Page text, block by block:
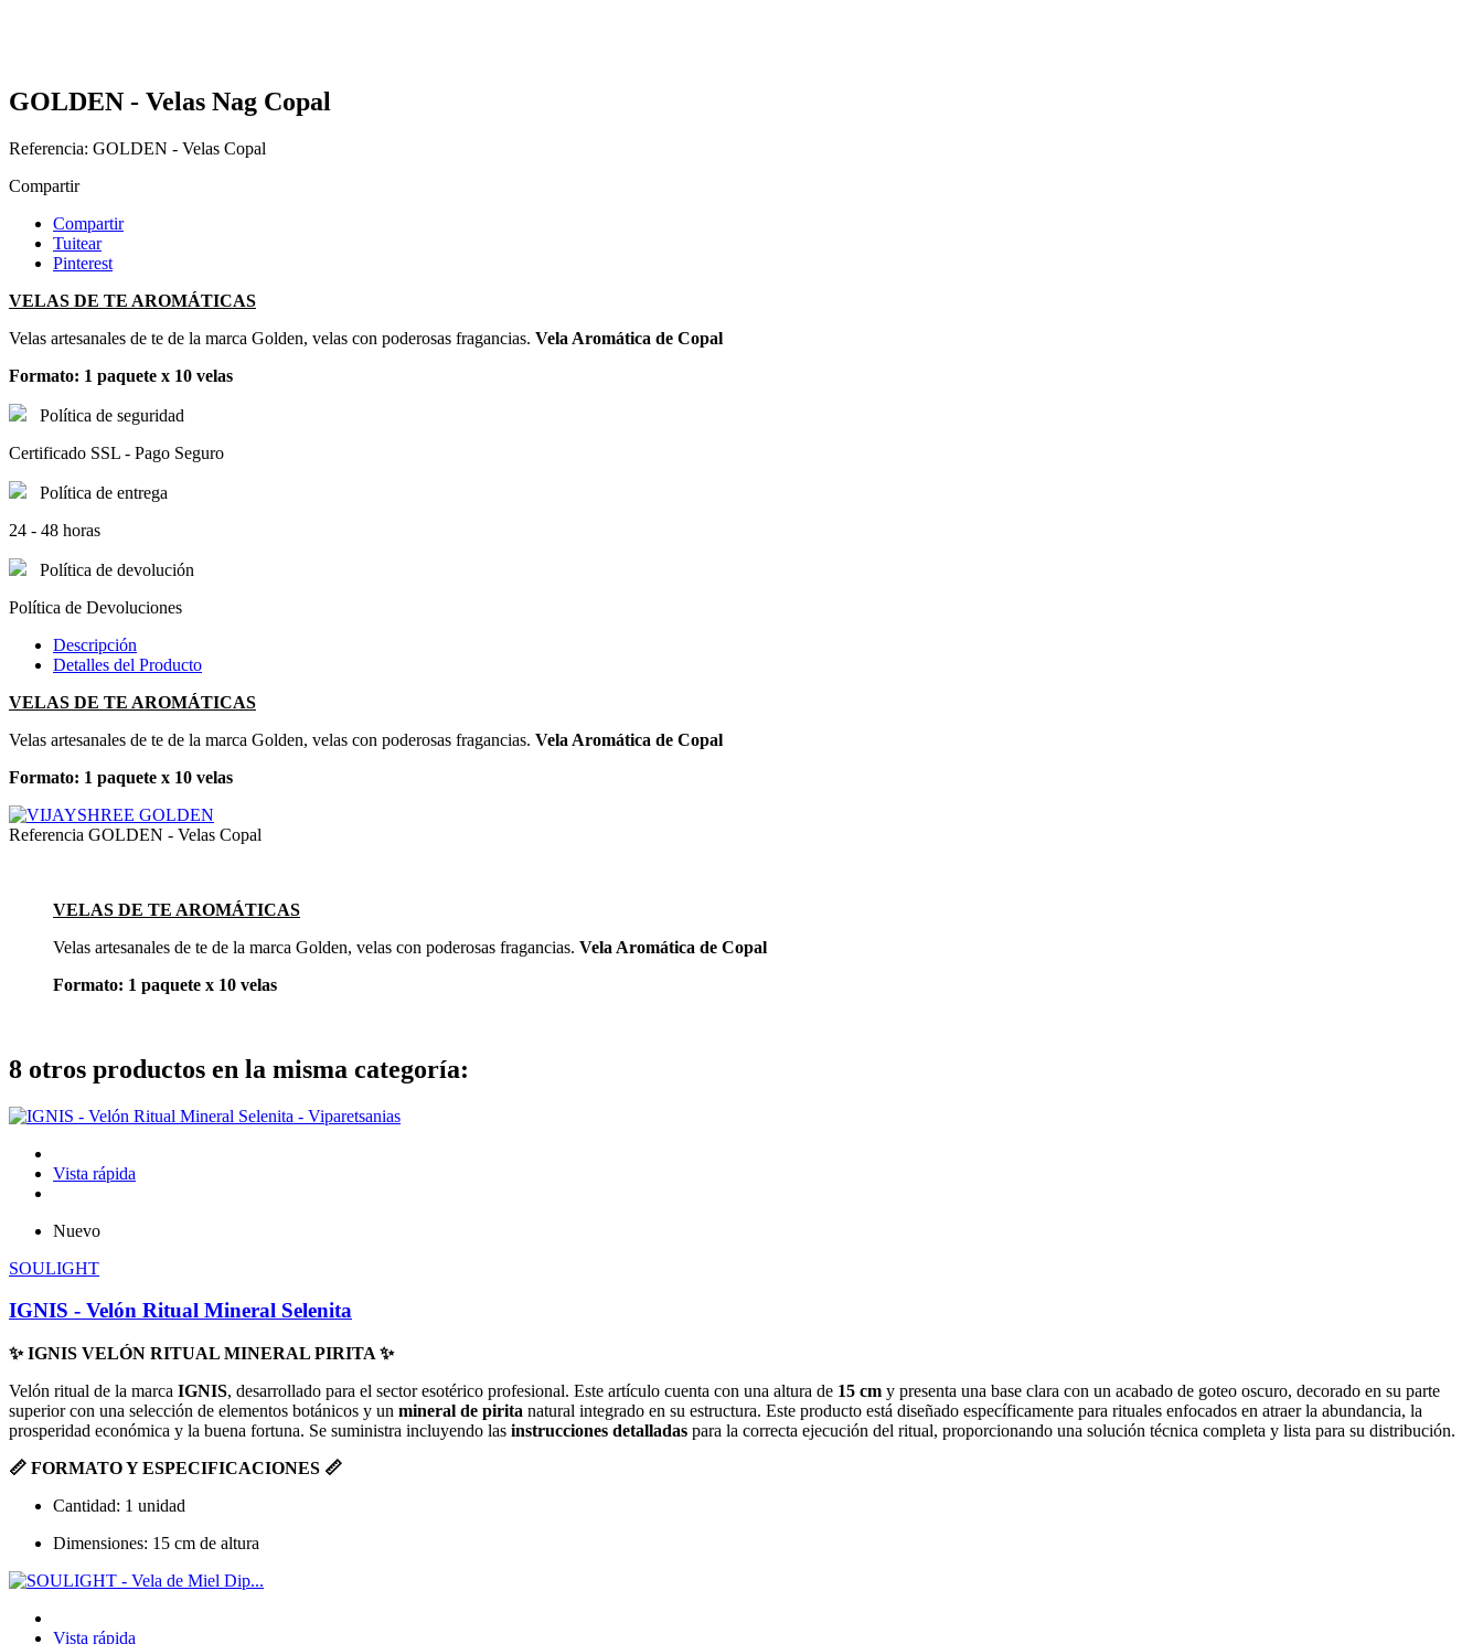
GOLDEN - Velas Nag Copal
Referencia: GOLDEN - Velas Copal
Compartir
Compartir
Tuitear
Pinterest
VELAS DE TE AROMÁTICAS
Velas artesanales de te de la marca Golden, velas con poderosas fragancias. Vela Aromática de Copal
Formato: 1 paquete x 10 velas
Política de seguridad
Certificado SSL - Pago Seguro
Política de entrega
24 - 48 horas
Política de devolución
Política de Devoluciones
Descripción
Detalles del Producto
VELAS DE TE AROMÁTICAS
Velas artesanales de te de la marca Golden, velas con poderosas fragancias. Vela Aromática de Copal
Formato: 1 paquete x 10 velas
Referencia GOLDEN - Velas Copal
VELAS DE TE AROMÁTICAS
Velas artesanales de te de la marca Golden, velas con poderosas fragancias. Vela Aromática de Copal
Formato: 1 paquete x 10 velas
8 otros productos en la misma categoría:
Vista rápida
Nuevo
SOULIGHT
IGNIS - Velón Ritual Mineral Selenita
✨ IGNIS VELÓN RITUAL MINERAL PIRITA ✨
Velón ritual de la marca IGNIS, desarrollado para el sector esotérico profesional. Este artículo cuenta con una altura de 15 cm y presenta una base clara con un acabado de goteo oscuro, decorado en su parte
superior con una selección de elementos botánicos y un mineral de pirita natural integrado en su estructura. Este producto está diseñado específicamente para rituales enfocados en atraer la abundancia, la
prosperidad económica y la buena fortuna. Se suministra incluyendo las instrucciones detalladas para la correcta ejecución del ritual, proporcionando una solución técnica completa y lista para su distribución.
📏 FORMATO Y ESPECIFICACIONES 📏
Cantidad: 1 unidad
Dimensiones: 15 cm de altura
Vista rápida